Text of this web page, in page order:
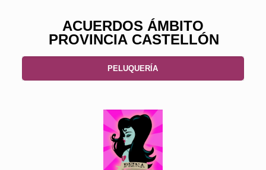
ACUERDOS ÁMBITO
PROVINCIA CASTELLÓN
PELUQUERÍA